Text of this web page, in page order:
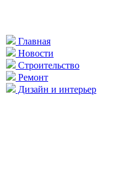
Главная
Новости
Строительство
Ремонт
Дизайн и интерьер